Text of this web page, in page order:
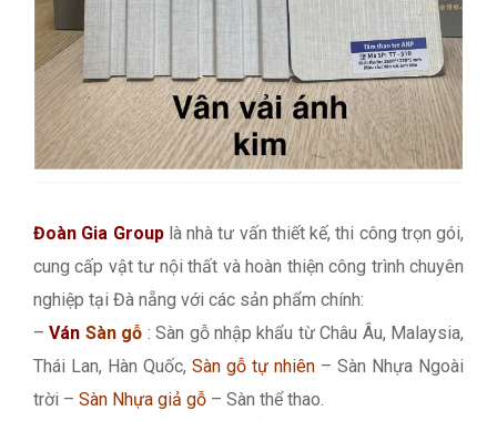
Đoàn Gia Grouplà nhà tư vấn thiết kế, thi công trọn gói,
cung cấp vật tư nội thất và hoàn thiện công trình chuyên
nghiệp tại Đà nẵng với các sản phẩm chính:
–Ván Sàn gỗ : Sàn gỗ nhập khẩu từ Châu Âu, Malaysia,
Thái Lan, Hàn Quốc, Sàn gỗ tự nhiên – Sàn Nhựa Ngoài
trời – Sàn Nhựa giả gỗ – Sàn thể thao.